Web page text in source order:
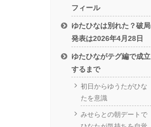
フィール
ゆたひなは別れた？破局
発表は2026年4月28日
ゆたひながテグ編で成立
するまで
初日からゆうたがひな
たを意識
みせらとの朝デートで